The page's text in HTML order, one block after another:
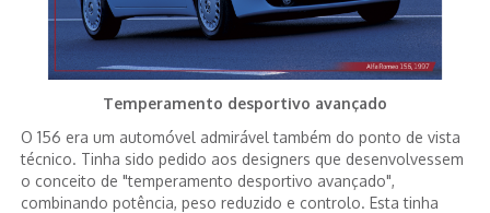
Temperamento desportivo avançado
O 156 era um automóvel admirável também do ponto de vista
técnico. Tinha sido pedido aos designers que desenvolvessem
o conceito de "temperamento desportivo avançado",
combinando potência, peso reduzido e controlo. Esta tinha